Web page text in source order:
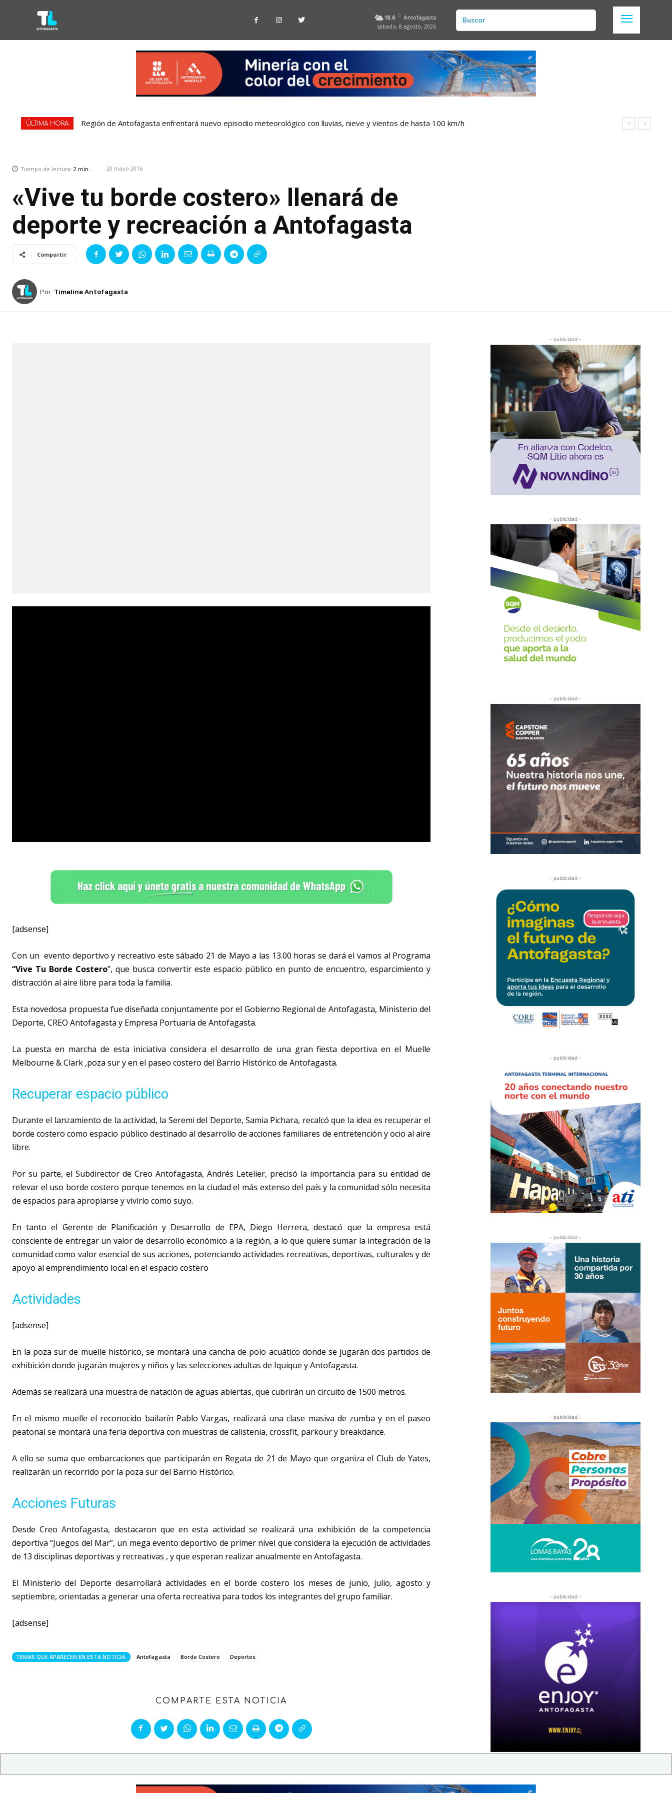
18.6 C Antofagasta
sábado, 8 agosto, 2026
Buscar
ÚLTIMA HORA Región de Antofagasta enfrentará nuevo episodio meteorológico con lluvias, nieve y vientos de hasta 100 km/h
Tiempo de lectura: 2 min. 20 mayo 2016
«Vive tu borde costero» llenará de
deporte y recreación a Antofagasta
Compartir
Por Timeline Antofagasta
[adsense]
Con un evento deportivo y recreativo este sábado 21 de Mayo a las 13.00 horas se dará el vamos al Programa
“Vive Tu Borde Costero”, que busca convertir este espacio público en punto de encuentro, esparcimiento y
distracción al aire libre para toda la familia.
Esta novedosa propuesta fue diseñada conjuntamente por el Gobierno Regional de Antofagasta, Ministerio del
Deporte, CREO Antofagasta y Empresa Portuaria de Antofagasta.
La puesta en marcha de esta iniciativa considera el desarrollo de una gran fiesta deportiva en el Muelle
Melbourne & Clark ,poza sur y en el paseo costero del Barrio Histórico de Antofagasta.
Recuperar espacio público
Durante el lanzamiento de la actividad, la Seremi del Deporte, Samia Pichara, recalcó que la idea es recuperar el
borde costero como espacio público destinado al desarrollo de acciones familiares de entretención y ocio al aire
libre.
Por su parte, el Subdirector de Creo Antofagasta, Andrés Letelier, precisó la importancia para su entidad de
relevar el uso borde costero porque tenemos en la ciudad el más extenso del país y la comunidad sólo necesita
de espacios para apropiarse y vivirlo como suyo.
En tanto el Gerente de Planificación y Desarrollo de EPA, Diego Herrera, destacó que la empresa está
consciente de entregar un valor de desarrollo económico a la región, a lo que quiere sumar la integración de la
comunidad como valor esencial de sus acciones, potenciando actividades recreativas, deportivas, culturales y de
apoyo al emprendimiento local en el espacio costero
Actividades
[adsense]
En la poza sur de muelle histórico, se montará una cancha de polo acuático donde se jugarán dos partidos de
exhibición donde jugarán mujeres y niños y las selecciones adultas de Iquique y Antofagasta.
Además se realizará una muestra de natación de aguas abiertas, que cubrirán un circuito de 1500 metros.
En el mismo muelle el reconocido bailarín Pablo Vargas, realizará una clase masiva de zumba y en el paseo
peatonal se montará una feria deportiva con muestras de calistenia, crossfit, parkour y breakdance.
A ello se suma que embarcaciones que participarán en Regata de 21 de Mayo que organiza el Club de Yates,
realizarán un recorrido por la poza sur del Barrio Histórico.
Acciones Futuras
Desde Creo Antofagasta, destacaron que en esta actividad se realizará una exhibición de la competencia
deportiva “Juegos del Mar”, un mega evento deportivo de primer nivel que considera la ejecución de actividades
de 13 disciplinas deportivas y recreativas , y que esperan realizar anualmente en Antofagasta.
El Ministerio del Deporte desarrollará actividades en el borde costero los meses de junio, julio, agosto y
septiembre, orientadas a generar una oferta recreativa para todos los integrantes del grupo familiar.
[adsense]
TEMAS QUE APARECEN EN ESTA NOTICIA: Antofagasta Borde Costero Deportes
COMPARTE ESTA NOTICIA
- publicidad -
- publicidad -
- publicidad -
- publicidad -
- publicidad -
- publicidad -
- publicidad -
- publicidad -